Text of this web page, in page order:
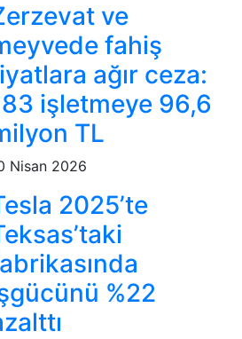
ve
fahiş
ağır ceza:
işletmeye 96,6
TL
Nisan 2026
2025’te
%22